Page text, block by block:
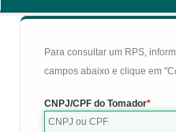
Para consultar um RPS,
campos abaixo e clique em
CNPJ/CPF do Tomador